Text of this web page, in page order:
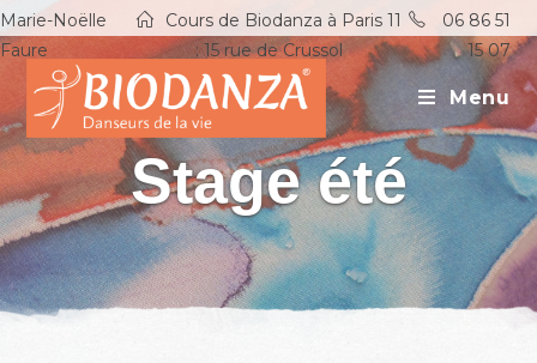
Marie-Noëlle
Faure
Cours de Biodanza à Paris 11
: 15 rue de Crussol
06 86 51
15 07
Menu
Stage été